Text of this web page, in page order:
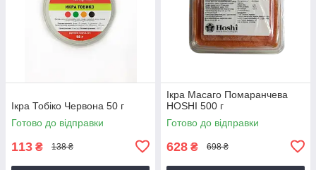
Ікра Тобіко Червона 50 г
Готово до відправки
113 ₴ 138 ₴
Ікра Масаго Помаранчева
HOSHI 500 г
Готово до відправки
628 ₴ 698 ₴